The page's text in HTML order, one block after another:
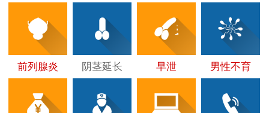
前列腺炎 阴茎延长 早泄 男性不育